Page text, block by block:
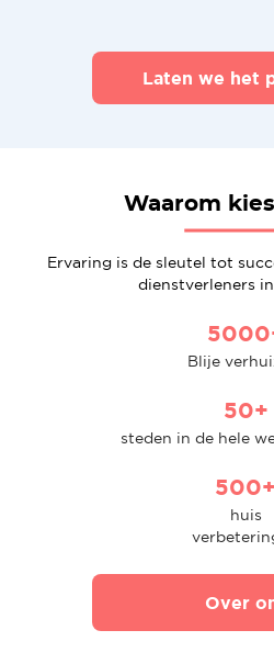
Laten we het
Waarom
Ervaring is de sleutel tot
dienstverleners
Blije
50+
steden in de hele
500+
huis
Over